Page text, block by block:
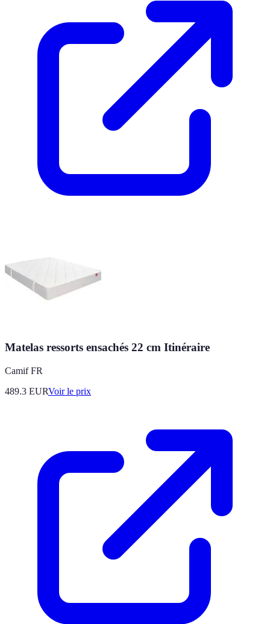
Matelas ressorts ensachés 22 cm Itinéraire
Camif FR
489.3 EURVoir le prix